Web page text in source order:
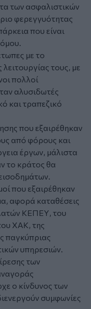
των ασφαλιστικών
φερεγγυότητας
που είναι
με το
τους, με
πολλοί
αλυσιδωτές
και τραπεζικό
που εξαιρέθηκαν
από φόρους και
έργων, μάλιστα
το κράτος θα
που εξαιρέθηκαν
αφορά καταθέσεις
ΚΕΠΕΥ, του
ΧΑΚ, της
παγκύπριας
υπηρεσιών.
των
ο κίνδυνος των
συμφωνίες